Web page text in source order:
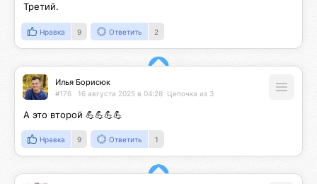
Третий.
Нравка 9 Ответить 2
Илья Борисюк
#176 16 августа 2025 в 04:28 Цепочка из 3
А это второй 💪💪💪💪
Нравка 9 Ответить 1